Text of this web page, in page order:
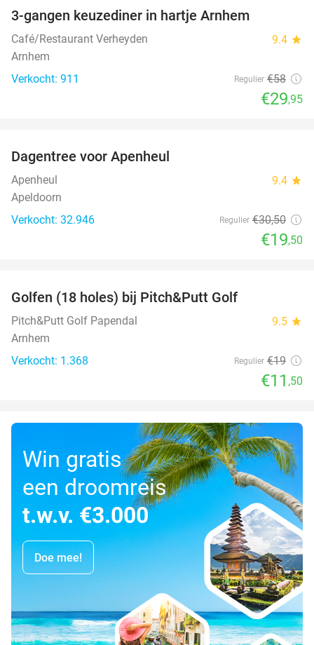
3-gangen keuzediner in hartje Arnhem
Café/Restaurant Verheyden 9.4 star
Arnhem
Verkocht: 911
Regulier €58
€29,95
Dagentree voor Apenheul
Apenheul 9.4 star
Apeldoorn
Verkocht: 32.946
Regulier €30,50
€19,50
Golfen (18 holes) bij Pitch&Putt Golf
Pitch&Putt Golf Papendal 9.5 star
Arnhem
Verkocht: 1.368
Regulier €19
€11 ,50
Win gratis
een droomreis
t.w.v. €3.000
Doe mee!